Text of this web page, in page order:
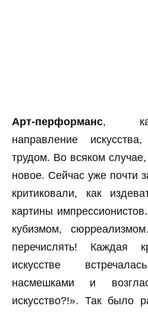
Арт-перформанс, как
направление
трудом. Во всяком
новое. Сейчас уже почти
критиковали, как
картины
кубизмом,
перечислять! Каждая
искусстве
насмешками и
искусство?!». Так было